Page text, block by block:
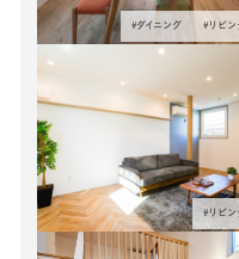
#ダイニング # リビン
# リビン